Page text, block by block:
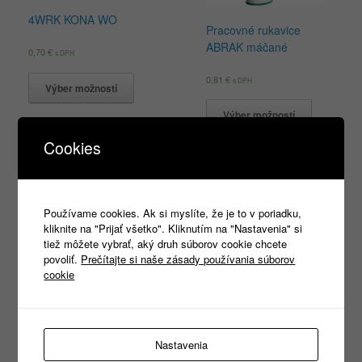
4WRK KONA WO
0,70€ s DPH
Výber možností
Pracovné rukavice
ABRAK máčané
0,81€ s DPH
Výber možností
Products
search
(465)
PRACOVNÉ ODEVY
Cookies
Používame cookies. Ak si myslíte, že je to v poriadku,
kliknite na "Prijať všetko". Kliknutím na "Nastavenia" si
tiež môžete vybrať, aký druh súborov cookie chcete
povoliť. Prečítajte si naše zásady používania súborov
cookie
Nastavenia